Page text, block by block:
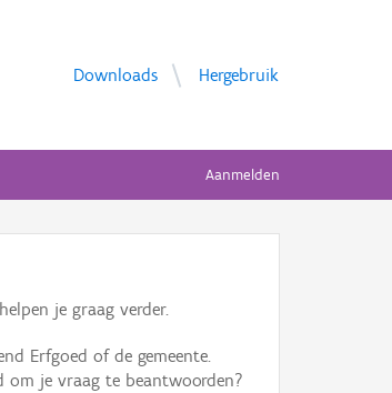
Downloads Hergebruik
Aanmelden
je graag verder.
Erfgoed of de gemeente.
om je vraag te beantwoorden?